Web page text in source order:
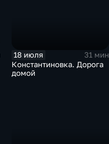
18 июля
31 мин
Константиновка. Дорога
домой